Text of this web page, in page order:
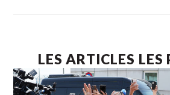
LES ARTICLES LES